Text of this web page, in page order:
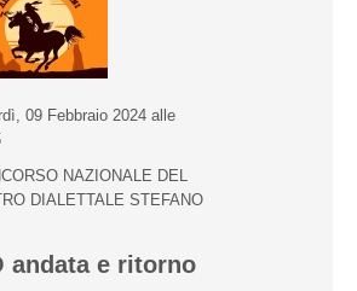
09 Febbraio 2024 alle
NAZIONALE DEL
DIALETTALE STEFANO
andata e ritorno